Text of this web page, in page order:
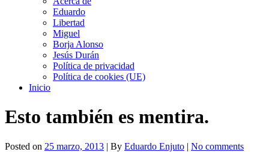
Eduardo
Libertad
Miguel
Borja Alonso
Jesús Durán
Política de privacidad
Política de cookies (UE)
Inicio
Esto también es mentira.
Posted on 25 marzo, 2013 | By Eduardo Enjuto | No comments